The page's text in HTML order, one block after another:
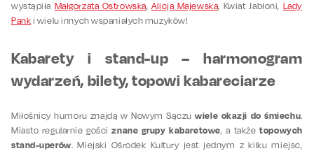
wystąpiła Małgorzata Ostrowska, Alicja Majewska, Kwiat Jabłoni, Lady
Pank i wielu innych wspaniałych muzyków!
Kabarety i stand-up – harmonogram
wydarzeń, bilety, topowi kabareciarze
Miłośnicy humoru znajdą w Nowym Sączuwiele okazji do śmiechu.
Miasto regularnie gościznane grupy kabaretowe, a takżetopowych
stand-uperów. Miejski Ośrodek Kultury jest jednym z kilku miejsc,